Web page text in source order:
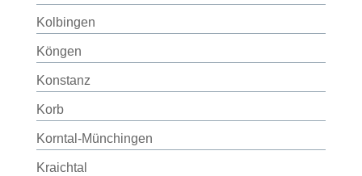
Kolbingen
Köngen
Konstanz
Korb
Korntal-Münchingen
Kraichtal